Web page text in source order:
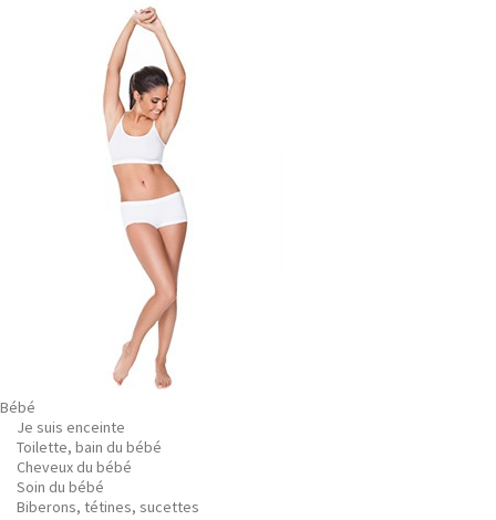
Bébé
Je suis enceinte
Toilette, bain du bébé
Cheveux du bébé
Soin du bébé
Biberons, tétines, sucettes